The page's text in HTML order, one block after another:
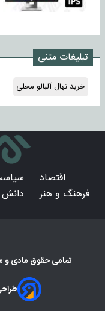
تبلیغات متنی
خرید نهال آلبالو محلی
اقتصاد
فرهنگ و هنر
دانش
تمامی حقوق مادی و